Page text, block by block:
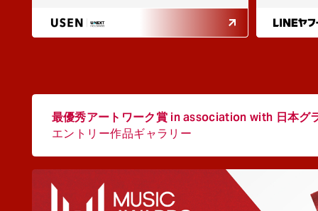
最優秀アートワーク賞 in association with 日本グ
エントリー作品ギャラリー